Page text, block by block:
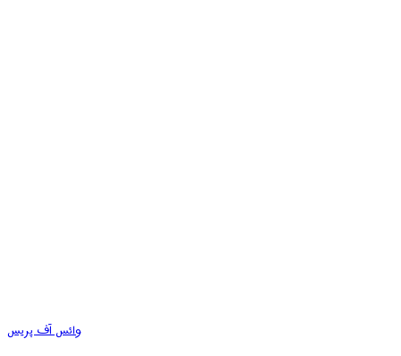
وائس آف پریس